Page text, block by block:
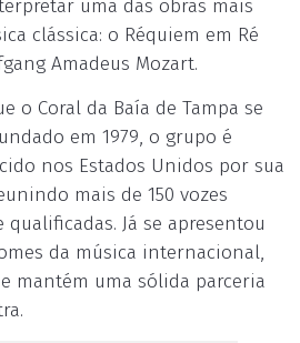
uma das obras mais
clássica: o Réquiem em Ré
Amadeus Mozart.
o Coral da Baía de Tampa se
em 1979, o grupo é
nos Estados Unidos por sua
mais de 150 vozes
Já se apresentou
da música internacional,
mantém uma sólida parceria